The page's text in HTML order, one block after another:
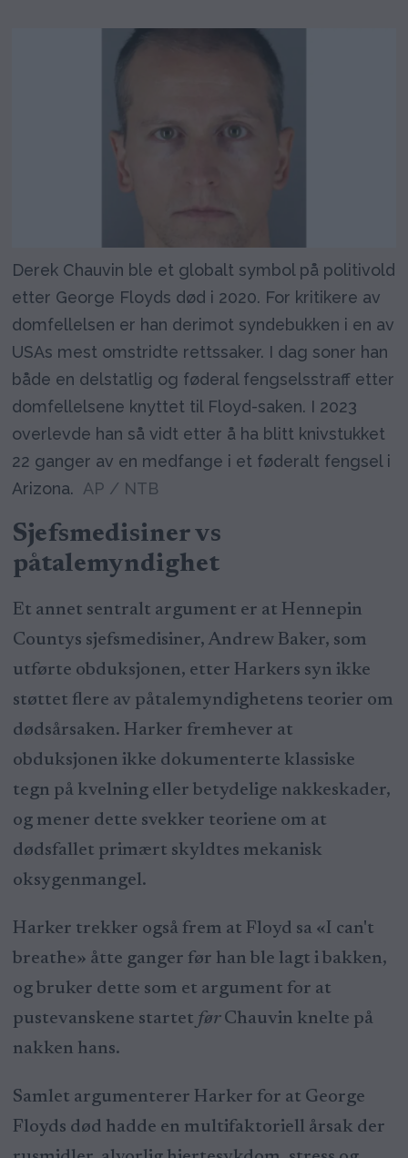
Derek Chauvin ble et globalt symbol på politivold
etter George Floyds død i 2020. For kritikere av
domfellelsen er han derimot syndebukken i en av
USAs mest omstridte rettssaker. I dag soner han
både en delstatlig og føderal fengselsstraff etter
domfellelsene knyttet til Floyd-saken. I 2023
overlevde han så vidt etter å ha blitt knivstukket
22 ganger av en medfange i et føderalt fengsel i
Arizona. AP / NTB
Sjefsmedisiner vs
påtalemyndighet
Et annet sentralt argument er at Hennepin
Countys sjefsmedisiner, Andrew Baker, som
utførte obduksjonen, etter Harkers syn ikke
støttet flere av påtalemyndighetens teorier om
dødsårsaken. Harker fremhever at
obduksjonen ikke dokumenterte klassiske
tegn på kvelning eller betydelige nakkeskader,
og mener dette svekker teoriene om at
dødsfallet primært skyldtes mekanisk
oksygenmangel.
Harker trekker også frem at Floyd sa «I can't
breathe» åtte ganger før han ble lagt i bakken,
og bruker dette som et argument for at
pustevanskene startet førChauvin knelte på
nakken hans.
Samlet argumenterer Harker for at George
Floyds død hadde en multifaktoriell årsak der